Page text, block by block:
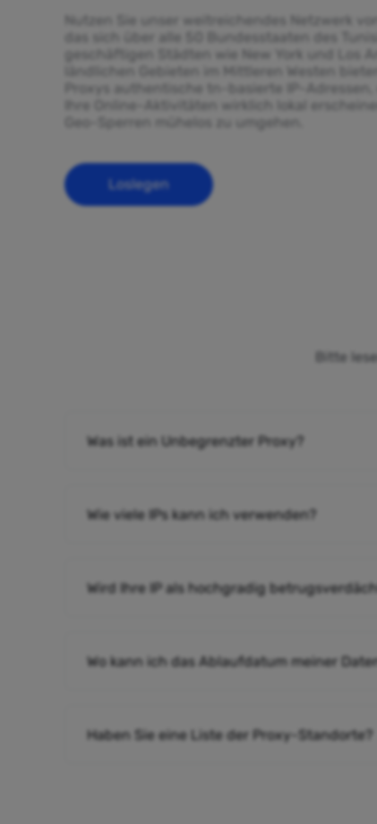
Nutzen Sie unser weitreichendes Netzwerk
das sich über alle 50 Bundesstaaten des
geschäftigen Städten wie New York und Los
ländlichen Gebieten im Mittleren Westen
Proxys authentische tn-basierte IP-Adressen,
Ihre Online-Aktivitäten wirklich lokal
Geo-Sperren mühelos zu umgehen.
Loslegen
Bitte
Was ist ein Unbegrenzter Proxy?
Wie viele IPs kann ich verwenden?
Wird Ihre IP als hochgradig
Wo kann ich das Ablaufdatum meiner
Haben Sie eine Liste der Proxy-Standorte?